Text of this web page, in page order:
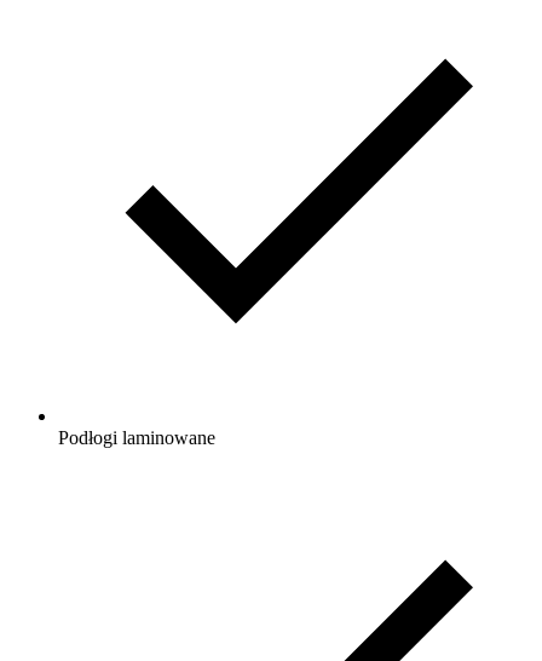
Podłogi laminowane